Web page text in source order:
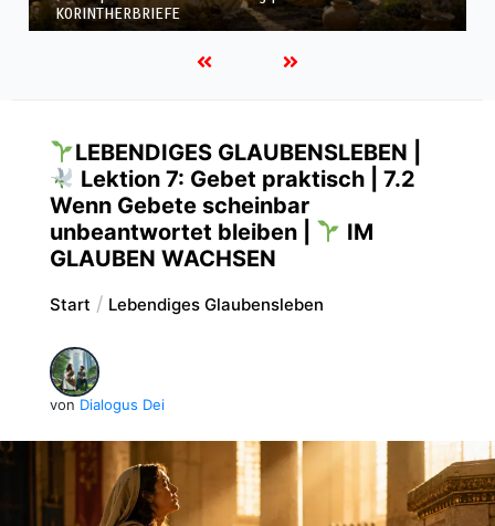
KORINTHERBRIEFE
LEBENDIGES GLAUBENSLEBEN |
Lektion 7: Gebet praktisch | 7.2
Wenn Gebete scheinbar
unbeantwortet bleiben |
IM
GLAUBEN WACHSEN
Start Lebendiges Glaubensleben
von Dialogus Dei